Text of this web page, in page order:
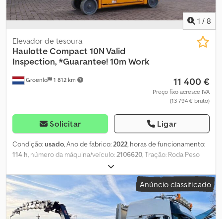
1 / 8
Groenlo 1 812 km
Elevador de tesoura
HaulotteCompact 10N Valid
Inspection, *Guarantee! 10m Work
11 400 €
Preço fixo acresce IVA
(13 794 € bruto)
Solicitar Ligar
Condição:usado, Ano de fabrico:2022, horas de funcionamento:
114 h, número da máquina/veículo:2106620, Tração: Roda Peso
em vazio: 2.190 kg Capacidade de elevação: 230 kg Dcjdpouwxc
Dofx Akbek Altura de trabalho: 1.000 cm Dimensões do
compartimento de carga: 249 x 81 x 218 cm Para mais
informações, entre em contato com o Grupo PFEIFER.
Anúncio classificado